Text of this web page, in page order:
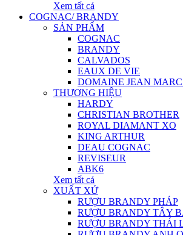
Xem tất cả
COGNAC/ BRANDY
SẢN PHẨM
COGNAC
BRANDY
CALVADOS
EAUX DE VIE
DOMAINE JEAN
THƯƠNG HIỆU
HARDY
CHRISTIAN BROTHER
ROYAL DIAMANT XO
KING ARTHUR
DEAU COGNAC
REVISEUR
ABK6
Xem tất cả
XUẤT XỨ
RƯỢU BRANDY PHÁP
RƯỢU BRANDY TÂY
RƯỢU BRANDY THÁI